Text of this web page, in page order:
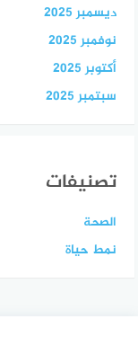
ديسمبر 2025
نوفمبر 2025
أكتوبر 2025
سبتمبر 2025
تصنيفات
الصحة
نمط حياة